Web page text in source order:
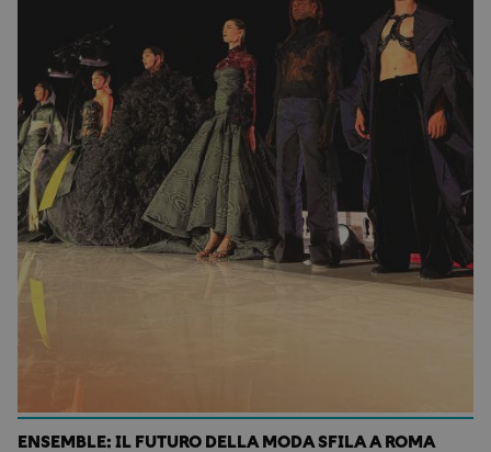
ENSEMBLE: IL FUTURO DELLA MODA SFILA A ROMA